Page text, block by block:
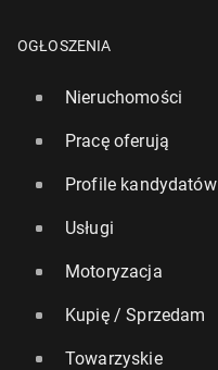
OGŁOSZENIA
Nieruchomości
Pracę oferują
Profile kandydatów
Usługi
Motoryzacja
Kupię / Sprzedam
Towarzyskie